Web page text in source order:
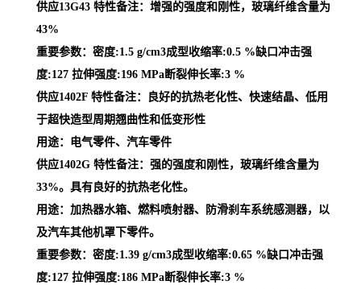
供应13G43 特性备注：增强的强度和刚性，玻璃纤维含量为
43%
重要参数：密度:1.5 g/cm3成型收缩率:0.5 %缺口冲击强
度:127 拉伸强度:196 MPa断裂伸长率:3 %
供应1402F 特性备注：良好的抗热老化性、快速结晶、低用
于超快造型周期翘曲性和低变形性
用途：电气零件、汽车零件
供应1402G 特性备注：强的强度和刚性，玻璃纤维含量为
33%。具有良好的抗热老化性。
用途：加热器水箱、燃料喷射器、防滑刹车系统感测器，以
及汽车其他机罩下零件。
重要参数：密度:1.39 g/cm3成型收缩率:0.65 %缺口冲击强
度:127 拉伸强度:186 MPa断裂伸长率:3 %